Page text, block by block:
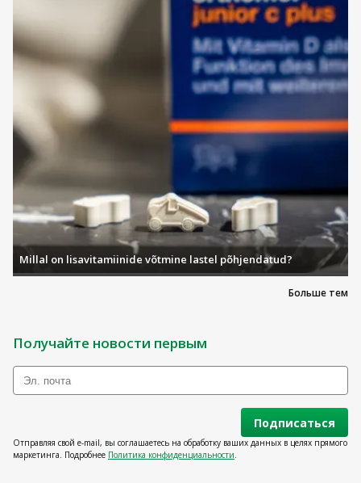
Больше тем
Millal on lisavitamiinide võtmine lastel põhjendatud?
Получайте новости первым
Подписаться
Отправляя свой e-mail, вы соглашаетесь на обработку ваших данных в целях прямого
маркетинга. Подробнее Политика конфиденциальности.